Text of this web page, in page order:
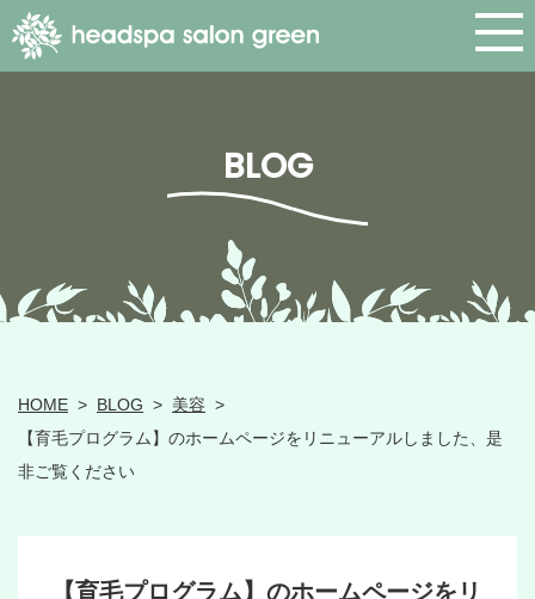
BLOG
HOME > BLOG > 美容 >
【育毛プログラム】のホームページをリニューアルしました、是
非ご覧ください
【育毛プログラム】のホームページをリ